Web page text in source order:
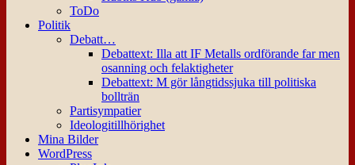
ToDo
Politik
Debatt…
Debattext: Illa att IF Metalls ordförande far men
osanning och felaktigheter
Debattext: M gör långtidssjuka till politiska
bollträn
Partisympatier
Ideologitillhörighet
Mina Bilder
WordPress